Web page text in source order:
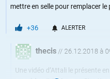
mettre en selle pour remplacer
+36 ALERTER
thecis // 26.12.2018 à
Une vidéo d’Attali le présente